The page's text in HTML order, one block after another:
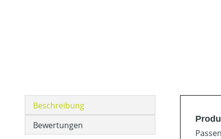
Beschreibung
Bewertungen